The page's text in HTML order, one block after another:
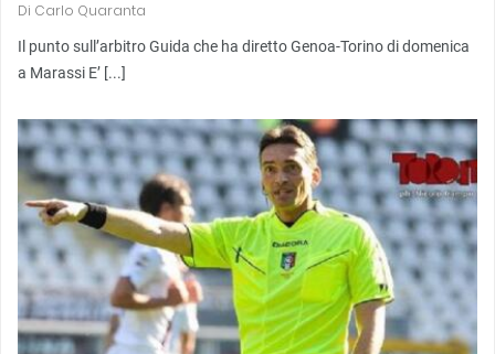
Di Carlo Quaranta
Il punto sull’arbitro Guida che ha diretto Genoa-Torino di domenica
a Marassi E’ [...]